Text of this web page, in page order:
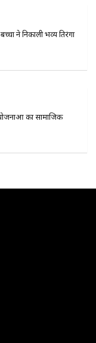
ने निकाली भव्य तिरंगा
योजनाओं का सामाजिक